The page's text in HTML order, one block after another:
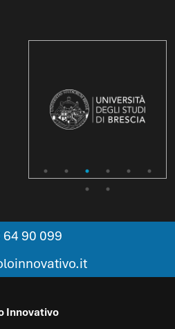
64 90 099
Innovativo